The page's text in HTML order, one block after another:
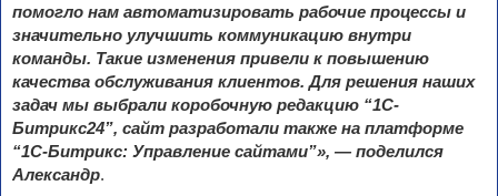
помогло нам автоматизировать рабочие процессы и
значительно улучшить коммуникацию внутри
команды. Такие изменения привели к повышению
качества обслуживания клиентов. Для решения наших
задач мы выбрали коробочную редакцию “1С-
Битрикс24”, сайт разработали также на платформе
“1С-Битрикс: Управление сайтами”», — поделился
Александр.